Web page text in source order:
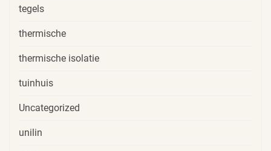
tegels
thermische
thermische isolatie
tuinhuis
Uncategorized
unilin